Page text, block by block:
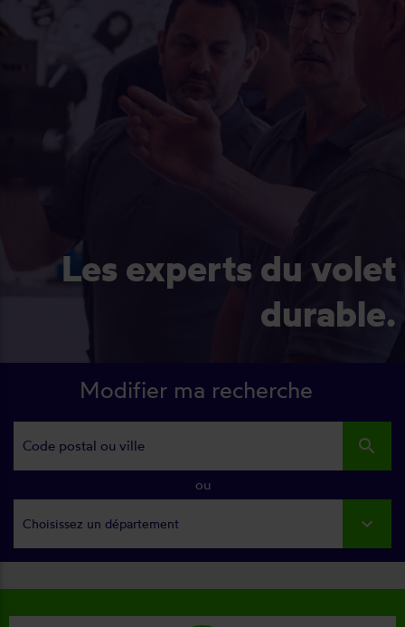
Les experts du volet
durable.
Modifier ma recherche
search
ou
Choisissez un département